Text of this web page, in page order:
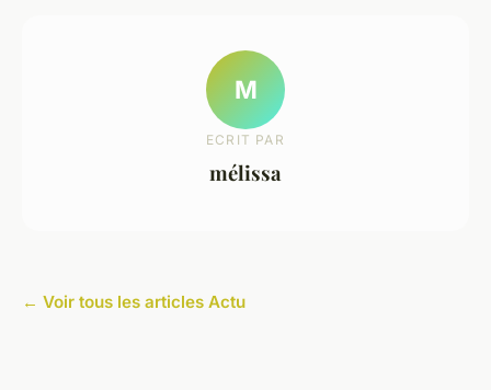
M
ECRIT PAR
mélissa
← Voir tous les articles Actu